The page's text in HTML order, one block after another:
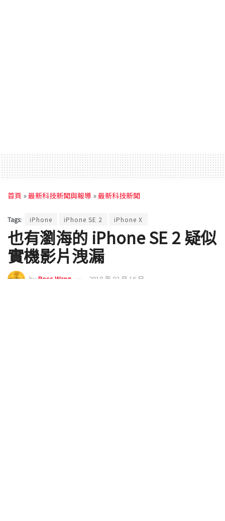
首頁 »最新科技新聞與報導 »最新科技新聞
Tags: iPhone iPhone SE 2 iPhone X
也有瀏海的 iPhone SE 2 疑似
實機影片洩漏
byRoss Wang 2018 年 03 月 16 日